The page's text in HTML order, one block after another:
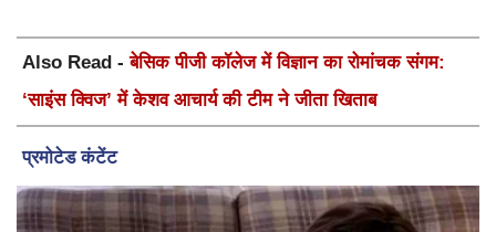
Also Read -बेसिक पीजी कॉलेज में विज्ञान का रोमांचक संगम:
‘साइंस क्विज’ में केशव आचार्य की टीम ने जीता खिताब